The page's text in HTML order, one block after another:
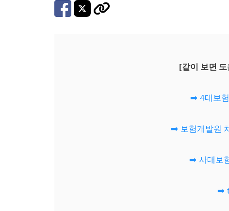
[같이 보면
➡️ 4대보
➡️ 보험개발원
➡️ 사대보
➡️